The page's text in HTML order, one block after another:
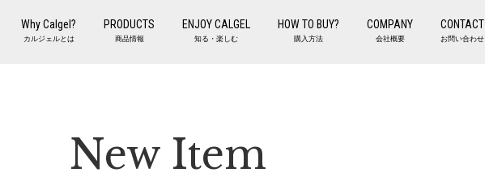
Why Calgel?
カルジェルとは
PRODUCTS
商品情報
ENJOY CALGEL
知る・楽しむ
HOW TO BUY?
購入方法
COMPANY
会社概要
CONTACT
お問い合わせ
New Item